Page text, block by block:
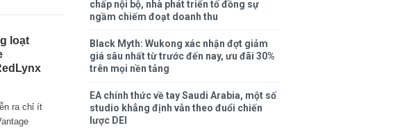
loạt
ra chỉ ít
chấp nội bộ, nhà phát triển tố đồng sự
ngầm chiếm đoạt doanh thu
Black Myth: Wukong xác nhận đợt giảm
giá sâu nhất từ trước đến nay, ưu đãi 30%
trên mọi nền tảng
EA chính thức về tay Saudi Arabia, một số
studio khẳng định vẫn theo đuổi chiến
lược DEI